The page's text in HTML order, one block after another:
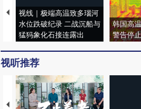
视线｜极端高温致多瑙河
水位跌破纪录 二战沉船与
猛犸象化石接连露出
韩国高
警告停
视听推荐